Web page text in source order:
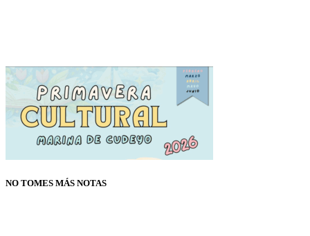
NO TOMES MÁS NOTAS